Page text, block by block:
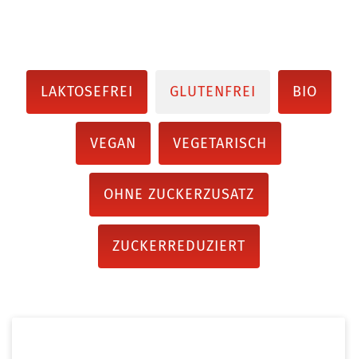
LAKTOSEFREI GLUTENFREI BIO
VEGAN VEGETARISCH
OHNE ZUCKERZUSATZ
ZUCKERREDUZIERT